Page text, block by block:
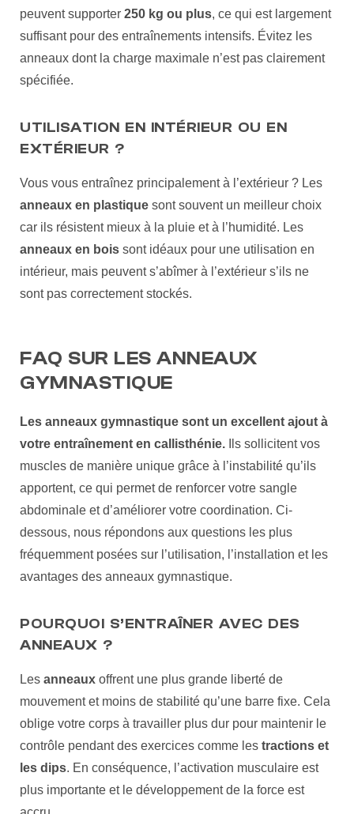
peuvent supporter 250 kg ou plus, ce qui est largement
suffisant pour des entraînements intensifs. Évitez les
anneaux dont la charge maximale n’est pas clairement
spécifiée.
UTILISATION EN INTÉRIEUR OU EN
EXTÉRIEUR ?
Vous vous entraînez principalement à l’extérieur ? Les
anneaux en plastique sont souvent un meilleur choix
car ils résistent mieux à la pluie et à l’humidité. Les
anneaux en bois sont idéaux pour une utilisation en
intérieur, mais peuvent s’abîmer à l’extérieur s’ils ne
sont pas correctement stockés.
FAQ SUR LES ANNEAUX
GYMNASTIQUE
Les anneaux gymnastique sont un excellent ajout à
votre entraînement en callisthénie. Ils sollicitent vos
muscles de manière unique grâce à l’instabilité qu’ils
apportent, ce qui permet de renforcer votre sangle
abdominale et d’améliorer votre coordination. Ci-
dessous, nous répondons aux questions les plus
fréquemment posées sur l’utilisation, l’installation et les
avantages des anneaux gymnastique.
POURQUOI S’ENTRAÎNER AVEC DES
ANNEAUX ?
Les anneaux offrent une plus grande liberté de
mouvement et moins de stabilité qu’une barre fixe. Cela
oblige votre corps à travailler plus dur pour maintenir le
contrôle pendant des exercices comme les tractions et
les dips. En conséquence, l’activation musculaire est
plus importante et le développement de la force est